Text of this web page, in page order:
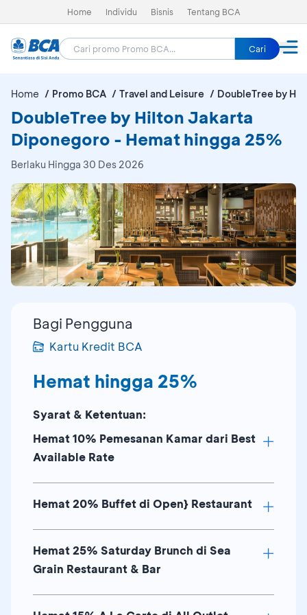
Home Individu Bisnis Tentang BCA
Cari
Home Promo BCA Travel and Leisure DoubleTree by
DoubleTree by Hilton Jakarta
Diponegoro - Hemat hingga 25%
Berlaku Hingga 30 Des 2026
Bagi Pengguna
Kartu Kredit BCA
Hemat hingga 25%
Syarat & Ketentuan:
Hemat 10% Pemesanan Kamar dari Best
Available Rate
Berlaku untukGuest Room&Deluxe
Room
Berlaku untukcheck-inpada hari Minggu
– Kamis
Hemat 20% Buffet di Open} Restaurant
Berlaku setiap hari untuk lunch & dinner
buffet
Bebas biaya untuk anak berusia ≤ 5
tahun (hemat 50% untuk anak berusia 6-
Hemat 25% Saturday Brunch di Sea
Grain Restaurant & Bar